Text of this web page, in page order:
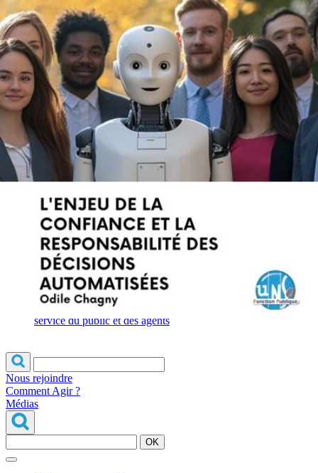
Qui
sommes-
S'inscrire à
la
newsletter
Découvrir
l'UNSA
Rémunération
OTE et DDI
Travail & santé
Action sociale
Contractuels
Le dialogue social engagé pour une Intelligence Artificielle au
service du public et des agents
Nous rejoindre
Comment Agir ?
Médias
OK